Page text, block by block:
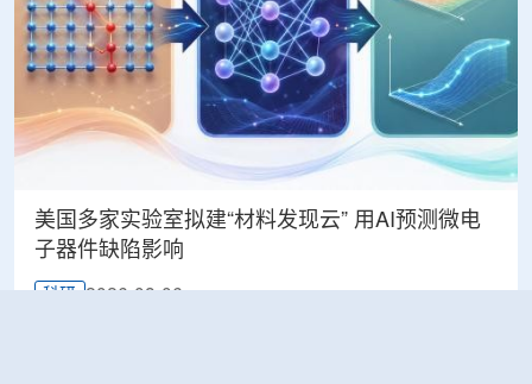
美国多家实验室拟建“材料发现云” 用AI预测微电
子器件缺陷影响
科研 2026-08-06